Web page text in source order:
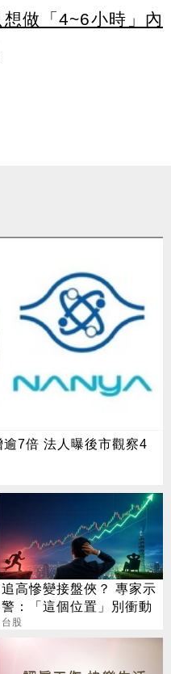
做「4~6小時」內
7倍 法人曝後市觀察4
追高慘變接盤俠？ 專家示
警：「這個位置」別衝動
台股